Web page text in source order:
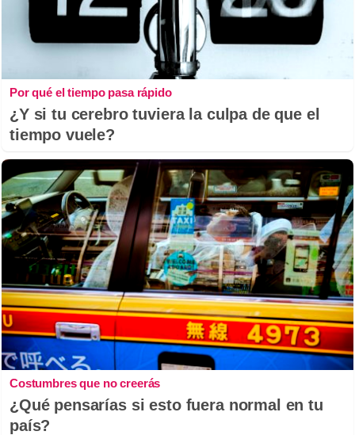
Por qué el tiempo pasa rápido
¿Y si tu cerebro tuviera la culpa de que el
tiempo vuele?
Costumbres que no creerás
¿Qué pensarías si esto fuera normal en tu
país?